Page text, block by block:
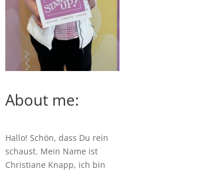
About me:
Hallo! Schön, dass Du rein
schaust. Mein Name ist
Christiane Knapp, ich bin